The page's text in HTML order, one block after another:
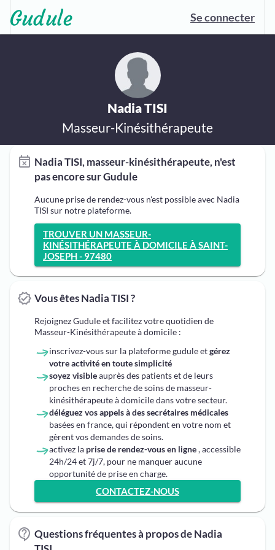
Se connecter
Nadia TISI
Masseur-Kinésithérapeute
Nadia TISI, masseur-kinésithérapeute, n'est
pas encore sur Gudule
Aucune prise de rendez-vous n'est possible avec Nadia
TISI sur notre plateforme.
TROUVER UN MASSEUR-
KINÉSITHÉRAPEUTE À DOMICILE À SAINT-
JOSEPH - 97480
Vous êtes Nadia TISI ?
Rejoignez Gudule et facilitez votre quotidien de
Masseur-Kinésithérapeute à domicile :
inscrivez-vous sur la plateforme gudule etgérez
votre activité en toute simplicité
soyez visibleauprès des patients et de leurs
proches en recherche de soins de masseur-
kinésithérapeute à domicile dans votre secteur.
déléguez vos appels à des secrétaires médicales
basées en france, qui répondent en votre nom et
gèrent vos demandes de soins.
activez la prise de rendez-vous en ligne, accessible
24h/24 et 7j/7, pour ne manquer aucune
opportunité de prise en charge.
CONTACTEZ-NOUS
Questions fréquentes à propos de Nadia